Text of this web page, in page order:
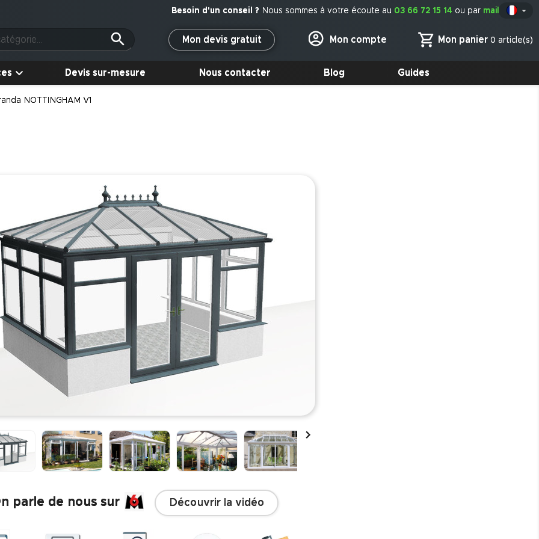

Nous sommes à votre écoute au 03 66 72 15 14 ou par mail
Mon panier 0 article(s)
Mon compte
Mon devis gratuit
Devis sur-mesure Nous contacter Blog Guides
NOTTINGHAM V1

parle de nous sur Découvrir la vidéo